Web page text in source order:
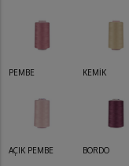
PEMBE KEMİK
AÇIK PEMBE BORDO